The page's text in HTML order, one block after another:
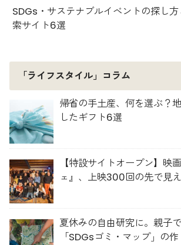
SDGs・サステナブルイベントの探し
索サイト6選
「ライフスタイル」コラム
帰省の手土産、何を選ぶ？
したギフト6選
【特設サイトオープン】映
ェ』、上映300回の先で見
夏休みの自由研究に。親子
「SDGsゴミ・マップ」の